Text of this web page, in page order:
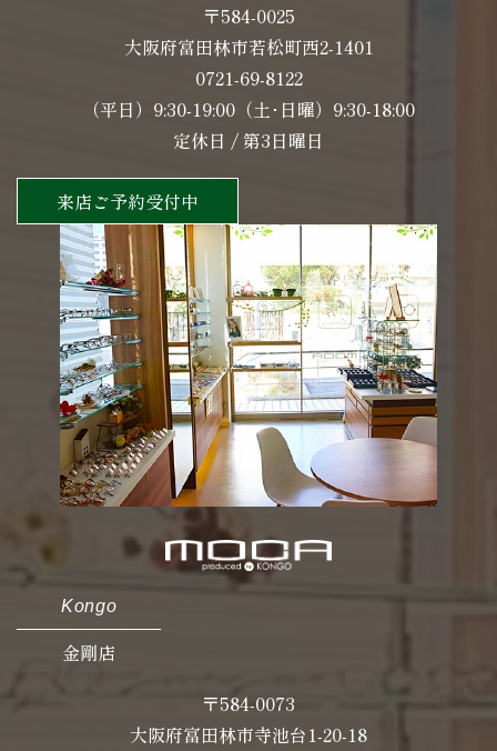
〒584-0025
大阪府富田林市若松町西2-1401
0721-69-8122
（平日）9:30-19:00（土･日曜）9:30-18:00
定休日 / 第3日曜日
来店ご予約受付中
Kongo
金剛店
〒584-0073
大阪府富田林市寺池台1-20-18